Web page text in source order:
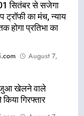
सितंबर से सजेगा
ट्रॉफी का मंच, न्याय
होगा प्रतिभा का
August 7,
जुआ खेलने वाले
गिरफ्तार